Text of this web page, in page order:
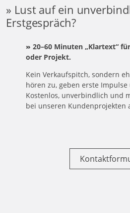
» Lust auf ein
Erstgespräch?
» 20–60 Minuten „Klartext“
oder Projekt.
Kein Verkaufspitch, sondern
hören zu, geben erste
Kostenlos, unverbindlich und
bei unseren Kundenprojekten